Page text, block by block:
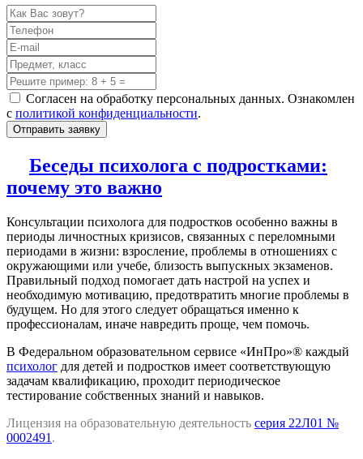
Согласен на обработку персональных данных. Ознакомлен
с политикой конфиденциальности.
Отправить заявку
Беседы психолога с подростками:
почему это важно
Консультации психолога для подростков особенно важны в
периоды личностных кризисов, связанных с переломными
периодами в жизни: взросление, проблемы в отношениях с
окружающими или учебе, близость выпускных экзаменов.
Правильный подход помогает дать настрой на успех и
необходимую мотивацию, предотвратить многие проблемы в
будущем. Но для этого следует обращаться именно к
профессионалам, иначе навредить проще, чем помочь.
В Федеральном образовательном сервисе «ИнПро»® каждый
психолог для детей и подростков имеет соответствующую
задачам квалификацию, проходит периодическое
тестирование собственных знаний и навыков.
Лицензия на образовательную деятельность серия 22Л01 №
0002491 .